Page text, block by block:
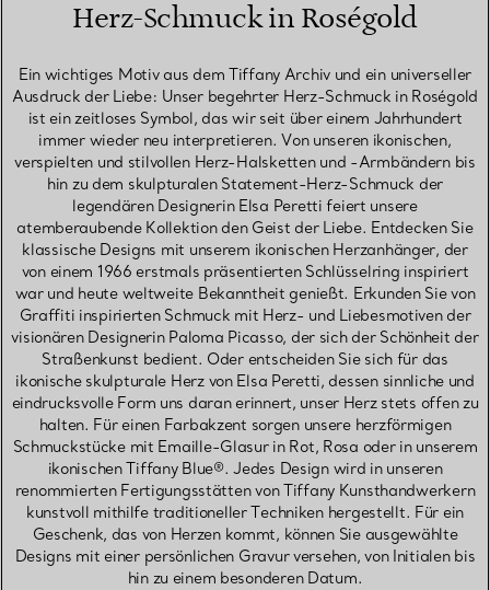
Herz-Schmuck in Roségold
Ein wichtiges Motiv aus dem Tiffany Archiv und ein universeller
Ausdruck der Liebe: Unser begehrter Herz-Schmuck in Roségold
ist ein zeitloses Symbol, das wir seit über einem Jahrhundert
immer wieder neu interpretieren. Von unseren ikonischen,
verspielten und stilvollen Herz-Halsketten und -Armbändern bis
hin zu dem skulpturalen Statement-Herz-Schmuck der
legendären Designerin Elsa Peretti feiert unsere
atemberaubende Kollektion den Geist der Liebe. Entdecken Sie
klassische Designs mit unserem ikonischen Herzanhänger, der
von einem 1966 erstmals präsentierten Schlüsselring inspiriert
war und heute weltweite Bekanntheit genießt. Erkunden Sie von
Graffiti inspirierten Schmuck mit Herz- und Liebesmotiven der
visionären Designerin Paloma Picasso, der sich der Schönheit der
Straßenkunst bedient. Oder entscheiden Sie sich für das
ikonische skulpturale Herz von Elsa Peretti, dessen sinnliche und
eindrucksvolle Form uns daran erinnert, unser Herz stets offen zu
halten. Für einen Farbakzent sorgen unsere herzförmigen
Schmuckstücke mit Emaille-Glasur in Rot, Rosa oder in unserem
ikonischen Tiffany Blue®. Jedes Design wird in unseren
renommierten Fertigungsstätten von Tiffany Kunsthandwerkern
kunstvoll mithilfe traditioneller Techniken hergestellt. Für ein
Geschenk, das von Herzen kommt, können Sie ausgewählte
Designs mit einer persönlichen Gravur versehen, von Initialen bis
hin zu einem besonderen Datum.